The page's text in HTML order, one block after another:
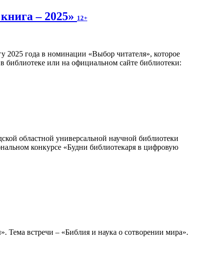
– 2025» 12+
года в номинации «Выбор читателя», которое
библиотеке или на официальном сайте библиотеки:
областной универсальной научной библиотеки
конкурсе «Будни библиотекаря в цифровую
Тема встречи – «Библия и наука о сотворении мира».